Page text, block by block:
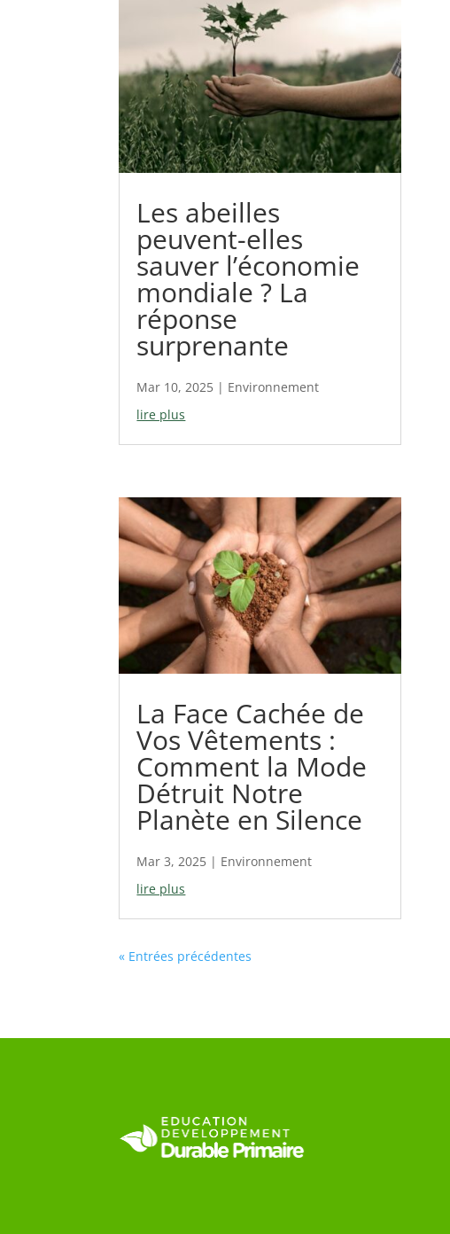
Les abeilles
peuvent-elles
sauver l’économie
mondiale ? La
réponse
surprenante
Mar 10, 2025 | Environnement
lire plus
La Face Cachée de
Vos Vêtements :
Comment la Mode
Détruit Notre
Planète en Silence
Mar 3, 2025 | Environnement
lire plus
« Entrées précédentes